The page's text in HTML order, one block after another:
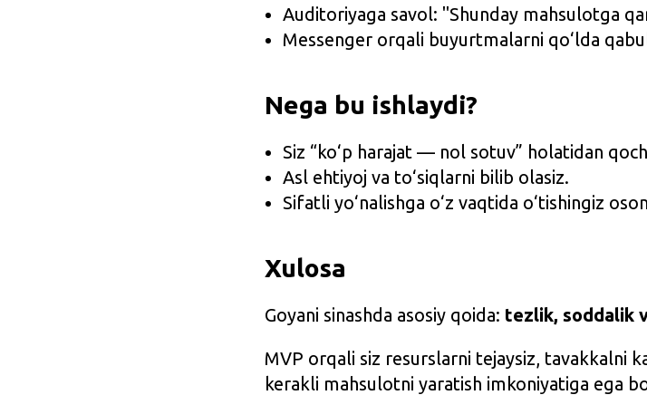
Auditoriyaga savol: "Shunday mahsulotga
Messenger orqali buyurtmalarni qo‘lda
Nega bu ishlaydi?
Siz “ko‘p harajat — nol sotuv” holatidan
Asl ehtiyoj va to‘siqlarni bilib olasiz.
Sifatli yo‘nalishga o‘z vaqtida o‘tishingiz
Xulosa
Goyani sinashda asosiy qoida: tezlik, soddalik
MVP orqali siz resurslarni tejaysiz, tavakkalni
kerakli mahsulotni yaratish imkoniyatiga ega